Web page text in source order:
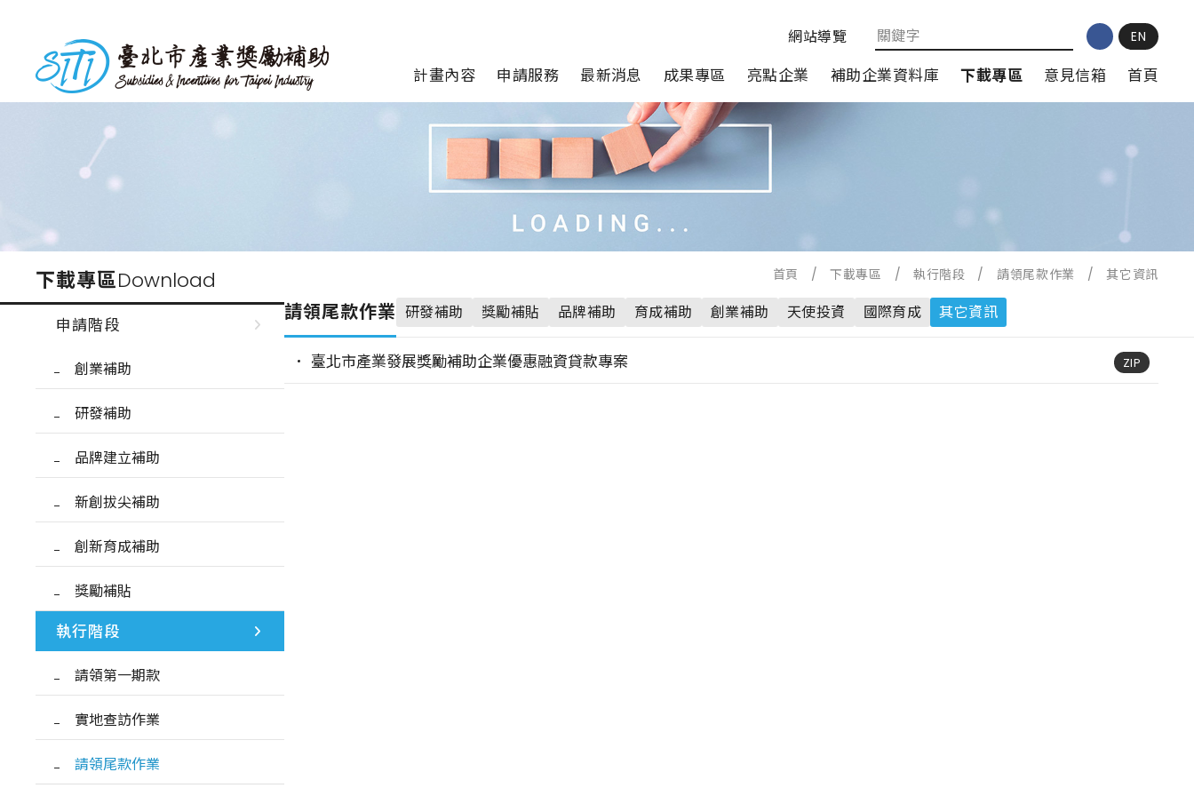
內
台北市產業獎勵補助
網站導覽 EN
計畫內容 申請服務 最新消息 成果專區 亮點企業 補助企業資料庫 下載專區 意見信箱 首頁
下載專區Download
申請階段
創業補助
研發補助
品牌建立補助
新創拔尖補助
創新育成補助
獎勵補貼
執行階段
請領第一期款
實地查訪作業
請領尾款作業
首頁 / 下載專區 / 執行階段 / 請領尾款作業 / 其它資訊
請領尾款作業 研發補助 獎勵補貼 品牌補助 育成補助 創業補助 天使投資 國際育成 其它資訊
臺北市產業發展獎勵補助企業優惠融資貸款專案 ZIP